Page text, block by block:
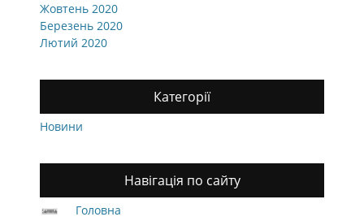
Жовтень 2020
Березень 2020
Лютий 2020
Категорії
Новини
Навігація по сайту
Головна